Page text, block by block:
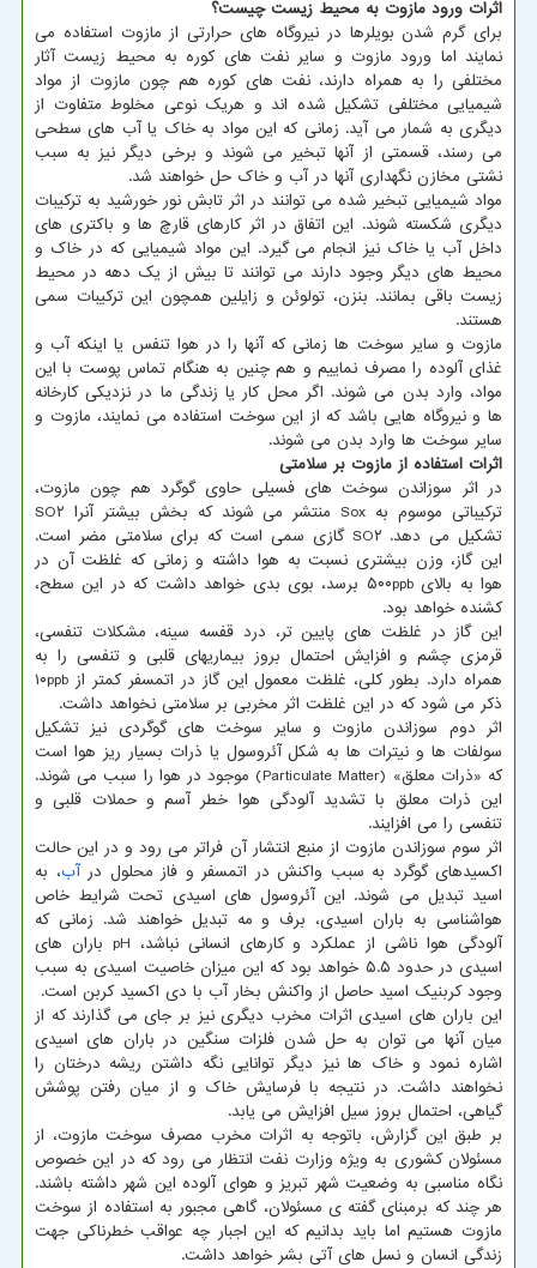
اثرات ورود مازوت به محیط زیست چیست؟
برای گرم شدن بویلرها در نیروگاه های حرارتی از مازوت استفاده می
نمایند اما ورود مازوت و سایر نفت های کوره به محیط زیست آثار
مختلفی را به همراه دارند، نفت های کوره هم چون مازوت از مواد
شیمیایی مختلفی تشکیل شده اند و هریک نوعی مخلوط متفاوت از
دیگری به شمار می آید. زمانی که این مواد به خاک یا آب های سطحی
می رسند، قسمتی از آنها تبخیر می شوند و برخی دیگر نیز به سبب
نشتی مخازن نگهداری آنها در آب و خاک حل خواهند شد.
مواد شیمیایی تبخیر شده می توانند در اثر تابش نور خورشید به ترکیبات
دیگری شکسته شوند. این اتفاق در اثر کارهای قارچ ها و باکتری های
داخل آب یا خاک نیز انجام می گیرد. این مواد شیمیایی که در خاک و
محیط های دیگر وجود دارند می توانند تا بیش از یک دهه در محیط
زیست باقی بمانند. بنزن، تولوئن و زایلین همچون این ترکیبات سمی
هستند.
مازوت و سایر سوخت ها زمانی که آنها را در هوا تنفس یا اینکه آب و
غذای آلوده را مصرف نماییم و هم چنین به هنگام تماس پوست با این
مواد، وارد بدن می شوند. اگر محل کار یا زندگی ما در نزدیکی کارخانه
ها و نیروگاه هایی باشد که از این سوخت استفاده می نمایند، مازوت و
سایر سوخت ها وارد بدن می شوند.
اثرات استفاده از مازوت بر سلامتی
در اثر سوزاندن سوخت های فسیلی حاوی گوگرد هم چون مازوت،
ترکیباتی موسوم به Sox منتشر می شوند که بخش بیشتر آنرا SO۲
تشکیل می دهد. SO۲ گازی سمی است که برای سلامتی مضر است.
این گاز، وزن بیشتری نسبت به هوا داشته و زمانی که غلظت آن در
هوا به بالای ۵۰۰ppb برسد، بوی بدی خواهد داشت که در این سطح،
کشنده خواهد بود.
این گاز در غلظت های پایین تر، درد قفسه سینه، مشکلات تنفسی،
قرمزی چشم و افزایش احتمال بروز بیماریهای قلبی و تنفسی را به
همراه دارد. بطور کلی، غلظت معمول این گاز در اتمسفر کمتر از ۱۰ppb
ذکر می شود که در این غلظت اثر مخربی بر سلامتی نخواهد داشت.
اثر دوم سوزاندن مازوت و سایر سوخت های گوگردی نیز تشکیل
سولفات ها و نیترات ها به شکل آئروسول یا ذرات بسیار ریز هوا است
که «ذرات معلق» (Particulate Matter) موجود در هوا را سبب می شوند.
این ذرات معلق با تشدید آلودگی هوا خطر آسم و حملات قلبی و
تنفسی را می افزایند.
اثر سوم سوزاندن مازوت از منبع انتشار آن فراتر می رود و در این حالت
اکسیدهای گوگرد به سبب واکنش در اتمسفر و فاز محلول درآب، به
اسید تبدیل می شوند. این آئروسول های اسیدی تحت شرایط خاص
هواشناسی به باران اسیدی، برف و مه تبدیل خواهند شد. زمانی که
آلودگی هوا ناشی از عملکرد و کارهای انسانی نباشد، pH باران های
اسیدی در حدود ۵.۵ خواهد بود که این میزان خاصیت اسیدی به سبب
وجود کربنیک اسید حاصل از واکنش بخار آب با دی اکسید کربن است.
این باران های اسیدی اثرات مخرب دیگری نیز بر جای می گذارند که از
میان آنها می توان به حل شدن فلزات سنگین در باران های اسیدی
اشاره نمود و خاک ها نیز دیگر توانایی نگه داشتن ریشه درختان را
نخواهند داشت. در نتیجه با فرسایش خاک و از میان رفتن پوشش
گیاهی، احتمال بروز سیل افزایش می یابد.
بر طبق این گزارش، باتوجه به اثرات مخرب مصرف سوخت مازوت، از
مسئولان کشوری به ویژه وزارت نفت انتظار می رود که در این خصوص
نگاه مناسبی به وضعیت شهر تبریز و هوای آلوده این شهر داشته باشند.
هر چند که برمبنای گفته ی مسئولان، گاهی مجبور به استفاده از سوخت
مازوت هستیم اما باید بدانیم که این اجبار چه عواقب خطرناکی جهت
زندگی انسان و نسل های آتی بشر خواهد داشت.